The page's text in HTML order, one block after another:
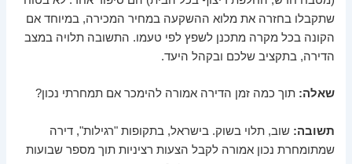
שתקבלו בחזרה את מלוא ההשקעה במחיר המכירה, במיוחד אם
הקונה בכל מקרה מתכנן לשפץ לפי טעמו. התשובה תלויה במצב
הדירה, בתקציב שלכם ובקהל היעד.
שאלה: תוך כמה זמן הדירה אמורה להימכר אם תמחרתי נכון?
תשובה: שוב, תלוי בשוק. בישראל, בתקופות "רגילות", דירה
שמתומחרת נכון אמורה לקבל הצעות רציניות תוך מספר שבועות